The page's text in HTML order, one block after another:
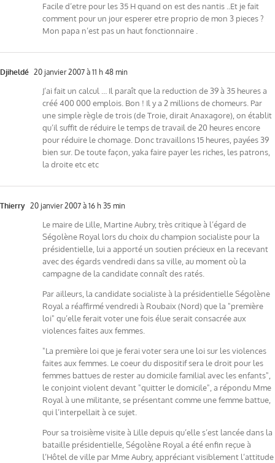
Facile d’etre pour les 35 H quand on est des nantis ..Et je fait
comment pour un jour esperer etre proprio de mon 3 pieces ?
Mon papa n’est pas un haut fonctionnaire .
Djiheldé 20 janvier 2007 à 11 h 48 min
J’ai fait un calcul … Il paraît que la reduction de 39 à 35 heures a
créé 400 000 emplois. Bon ! Il y a 2 millions de chomeurs. Par
une simple règle de trois (de Troie, dirait Anaxagore), on établit
qu’il suffit de réduire le temps de travail de 20 heures encore
pour réduire le chomage. Donc travaillons 15 heures, payées 39
bien sur. De toute façon, yaka faire payer les riches, les patrons,
la droite etc etc
Thierry 20 janvier 2007 à 16 h 35 min
Le maire de Lille, Martine Aubry, très critique à l’égard de
Ségolène Royal lors du choix du champion socialiste pour la
présidentielle, lui a apporté un soutien précieux en la recevant
avec des égards vendredi dans sa ville, au moment où la
campagne de la candidate connaît des ratés.
Par ailleurs, la candidate socialiste à la présidentielle Ségolène
Royal a réaffirmé vendredi à Roubaix (Nord) que la "première
loi" qu’elle ferait voter une fois élue serait consacrée aux
violences faites aux femmes.
"La première loi que je ferai voter sera une loi sur les violences
faites aux femmes. Le coeur du dispositif sera le droit pour les
femmes battues de rester au domicile familial avec les enfants",
le conjoint violent devant "quitter le domicile", a répondu Mme
Royal à une militante, se présentant comme une femme battue,
qui l’interpellait à ce sujet.
Pour sa troisième visite à Lille depuis qu’elle s’est lancée dans la
bataille présidentielle, Ségolène Royal a été enfin reçue à
l’Hôtel de ville par Mme Aubry, appréciant visiblement l’attitude